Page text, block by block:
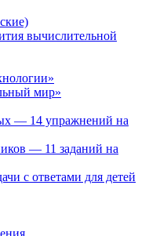
вычислительной
мир»
— 14 упражнений на
— 11 заданий на
с ответами для детей